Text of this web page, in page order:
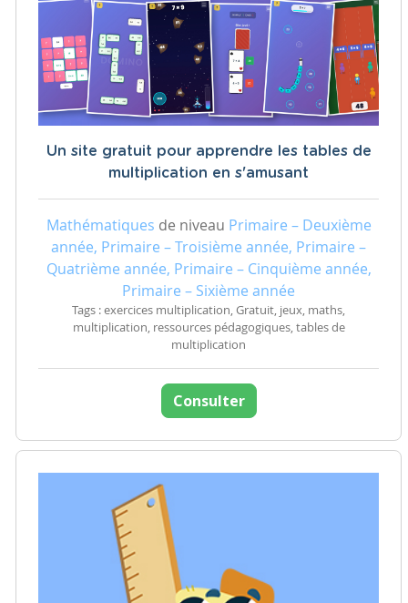
Un site gratuit pour apprendre les tables de
multiplication en s'amusant
Mathématiques de niveau Primaire – Deuxième
année, Primaire – Troisième année, Primaire –
Quatrième année, Primaire – Cinquième année,
Primaire – Sixième année
Tags : exercices multiplication, Gratuit, jeux, maths,
multiplication, ressources pédagogiques, tables de
multiplication
Consulter